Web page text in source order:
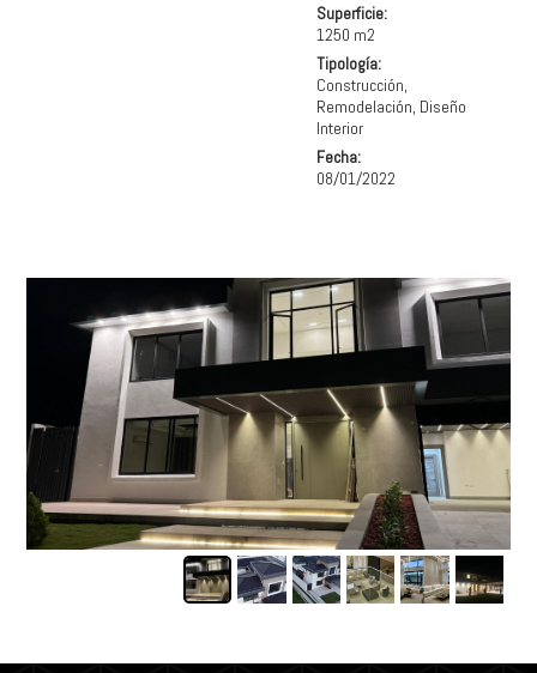
Superficie:
1250 m2
Tipología:
Construcción,
Remodelación, Diseño
Interior
Fecha:
08/01/2022